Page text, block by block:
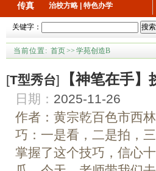
传真 治校方略 特色办学
关键字： 搜索
当前位置: 首页>> 学苑创造B
[T型秀台] 【神笔在手】
日期： 2025-11-26
作者：黄宗乾百色市西
巧：一是看，二是拍，
掌握了这个技巧，信心